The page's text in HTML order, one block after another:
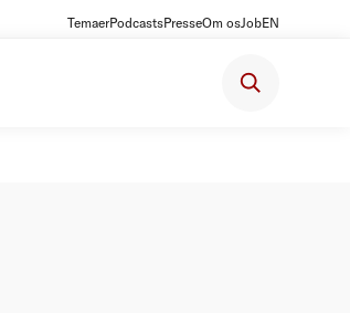
TemaerPodcastsPresseOm osJobEN